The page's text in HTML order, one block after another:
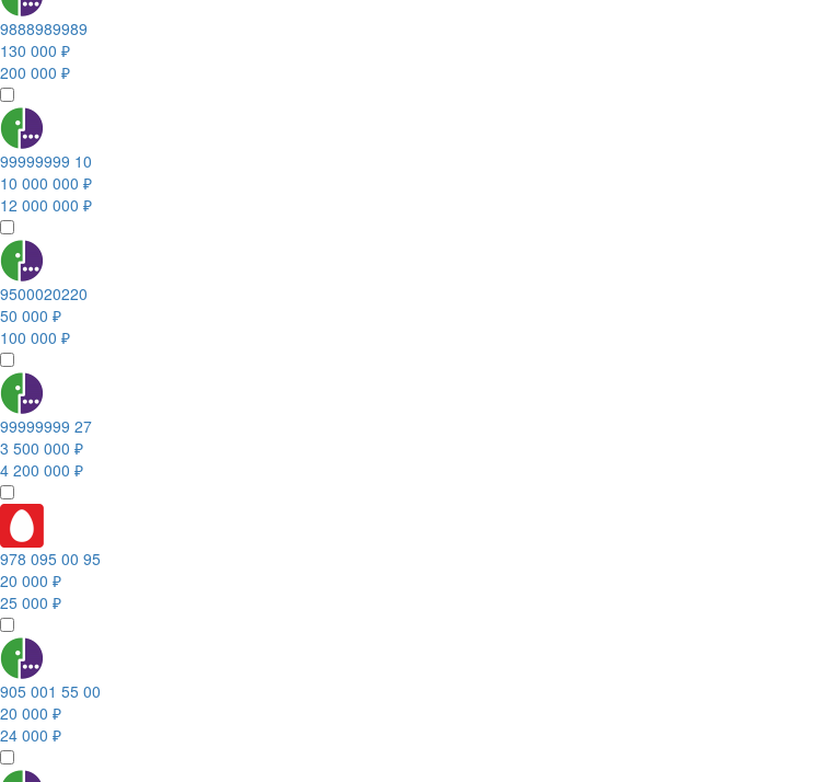
9888989989
130 000 ₽
200 000 ₽
99999999 10
10 000 000 ₽
12 000 000 ₽
9500020220
50 000 ₽
100 000 ₽
99999999 27
3 500 000 ₽
4 200 000 ₽
978 095 00 95
20 000 ₽
25 000 ₽
905 001 55 00
20 000 ₽
24 000 ₽